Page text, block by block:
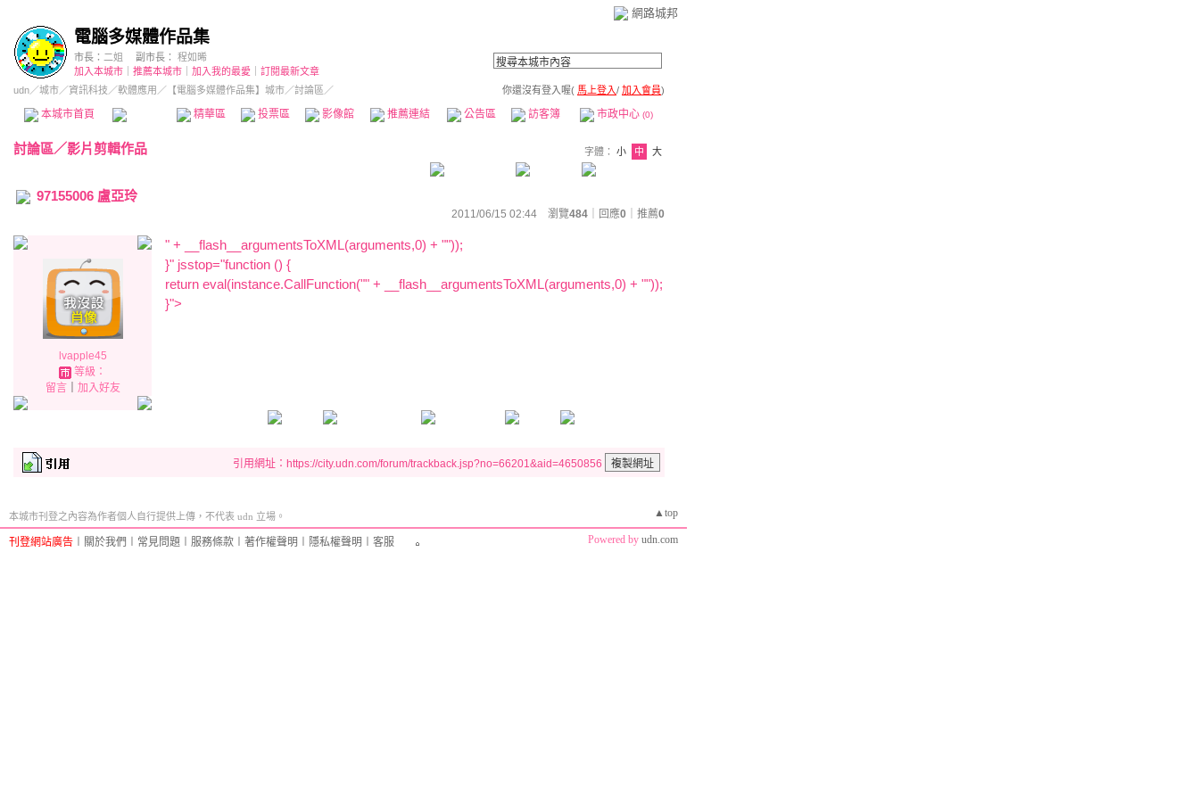
網路城邦
電腦多媒體作品集
市長： 二姐 副市長：
程如晞
加入本城市
推薦本城市 加入我的最愛
訂閱最新文章
udn／城市／資訊科技 ／軟體應用 ／ 【電腦多媒體作品集】城市／討論區／ 你還沒有登入喔( 馬上登入/ 加入會員)
本城市首頁 精華區 投票區 影像館 推薦連結 公告區 訪客簿 市政中心 (0)
討論區／影片剪輯作品 字體： 小 中 大
97155006 盧亞玲
2011/06/15 02:44 瀏覽484 ｜回應0 推薦0
lvapple45
等級：
留言｜ 加入好友
" + __flash__argumentsToXML(arguments,0) + ""));
}" jsstop="function () {
return eval(instance.CallFunction("" + __flash__argumentsToXML(arguments,0) + ""));
}">
引用網址：https://city.udn.com/forum/trackback.jsp?no=66201&aid=4650856
▲top
本城市刊登之內容為作者個人自行提供上傳，不代表 udn 立場。
刊登網站廣告 關於我們 常見問題 服務條款 著作權聲明 隱私權聲明 客服 Powered by udn.com